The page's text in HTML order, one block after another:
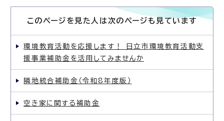
このページを見た人は次のページも見ています
環境教育活動を応援します！ 日立市環境教育活動支
援事業補助金を活用してみませんか
隣地統合補助金（令和8年度版）
空き家に関する補助金